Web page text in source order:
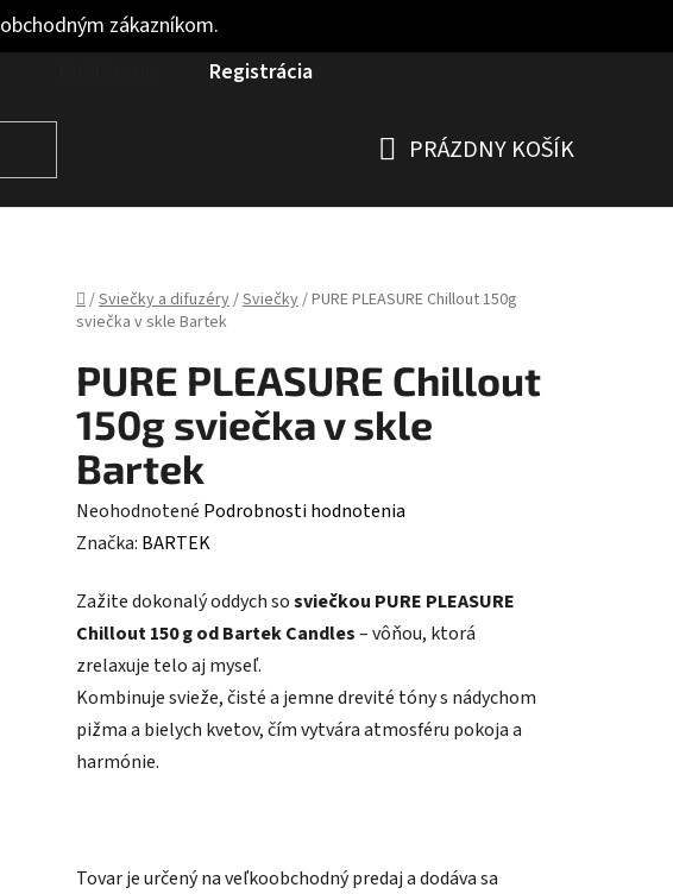
zákazníkom.
Registrácia
PRÁZDNY KOŠÍK
Domov
/Sviečky a difuzéry/Sviečky/PURE PLEASURE Chillout 150g
sviečka v skle Bartek
PURE PLEASURE Chillout
150g sviečka v skle
Bartek
Priemerné
hodnotenie
je
0,0
z
5
hviezdičiek.
Neohodnotené Podrobnosti hodnotenia
Značka: BARTEK
Zažite dokonalý oddych sosviečkou PURE PLEASURE
Chillout 150 g od Bartek Candles– vôňou, ktorá
zrelaxuje telo aj myseľ.
Kombinuje svieže, čisté a jemne drevité tóny s nádychom
pižma a bielych kvetov, čím vytvára atmosféru pokoja a
harmónie.
Tovar je určený na veľkoobchodný predaj a dodáva sa